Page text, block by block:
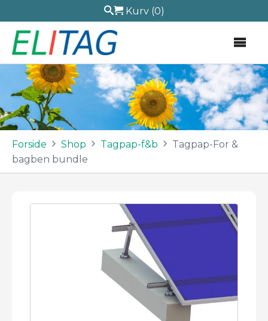
Kurv (0)
Forside Shop Tagpap-f&b
Tagpap-For &
bagben bundle